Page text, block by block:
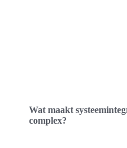
Wat maakt
complex?